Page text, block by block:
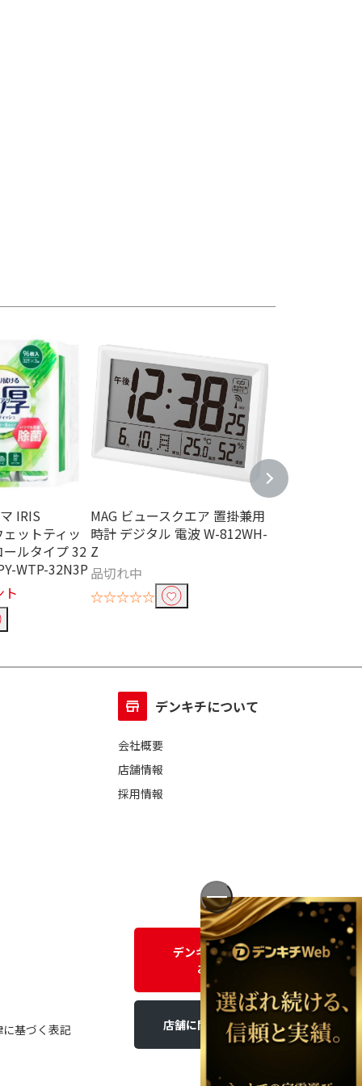
IRIS
ットティッ
ルタイプ 32
WTP-32N3P
ト
MAG ビュースクエア 置掛兼用
時計 デジタル 電波 W-812WH-
Z
品切れ中
☆☆☆☆☆
デンキチについて
会社概要
店舗情報
採用情報
基づく表記
デンキチWEBに関する
お問い合わせ
店舗に関するお問い合わせ